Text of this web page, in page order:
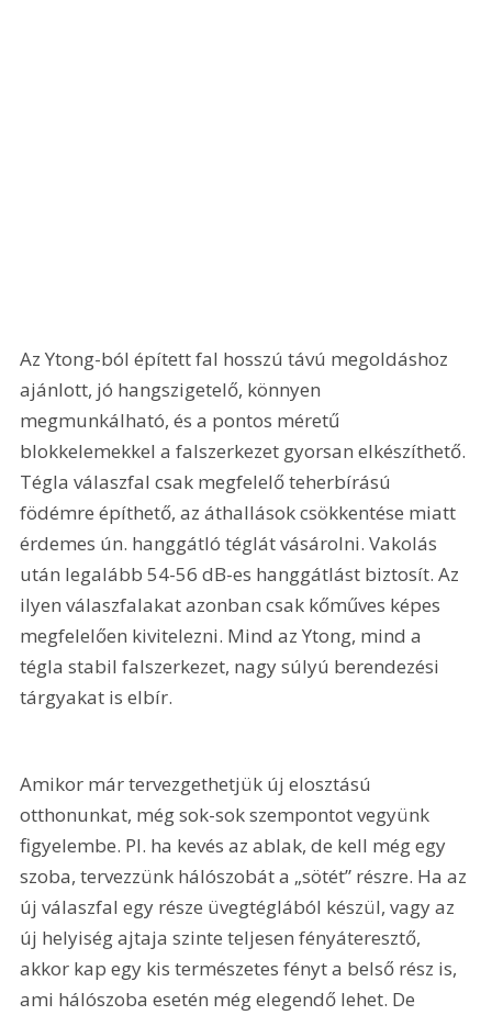
Az Ytong-ból épített fal hosszú távú megoldáshoz
ajánlott, jó hangszigetelő, könnyen
megmunkálható, és a pontos méretű
blokkelemekkel a falszerkezet gyorsan elkészíthető.
Tégla válaszfal csak megfelelő teherbírású
födémre építhető, az áthallások csökkentése miatt
érdemes ún. hanggátló téglát vásárolni. Vakolás
után legalább 54-56 dB-es hanggátlást biztosít. Az
ilyen válaszfalakat azonban csak kőműves képes
megfelelően kivitelezni. Mind az Ytong, mind a
tégla stabil falszerkezet, nagy súlyú berendezési
tárgyakat is elbír.
Amikor már tervezgethetjük új elosztású
otthonunkat, még sok-sok szempontot vegyünk
figyelembe. Pl. ha kevés az ablak, de kell még egy
szoba, tervezzünk hálószobát a „sötét” részre. Ha az
új válaszfal egy része üvegtéglából készül, vagy az
új helyiség ajtaja szinte teljesen fényáteresztő,
akkor kap egy kis természetes fényt a belső rész is,
ami hálószoba esetén még elegendő lehet. De